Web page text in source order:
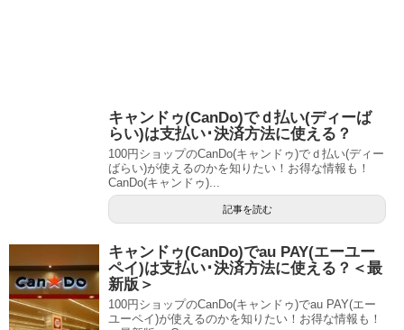
キャンドゥ(CanDo)でｄ払い(ディーば
らい)は支払い･決済方法に使える？
100円ショップのCanDo(キャンドゥ)でｄ払い(ディー
ばらい)が使えるのかを知りたい！お得な情報も！
CanDo(キャンドゥ)...
記事を読む
キャンドゥ(CanDo)でau PAY(エーユー
ペイ)は支払い･決済方法に使える？＜最
新版＞
100円ショップのCanDo(キャンドゥ)でau PAY(エー
ユーペイ)が使えるのかを知りたい！お得な情報も！